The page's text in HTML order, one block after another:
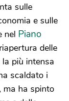
sulle
e sulle
nel Piano
delle
più intensa
scaldato i
ma ha spinto